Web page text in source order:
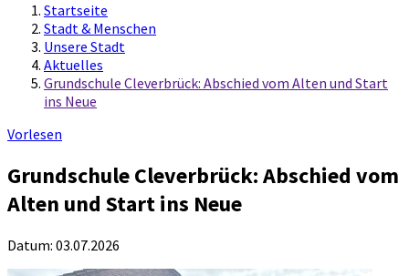
Startseite
Stadt & Menschen
Unsere Stadt
Aktuelles
Grundschule Cleverbrück: Abschied vom Alten und Start
ins Neue
Vorlesen
Grundschule Cleverbrück: Abschied vom
Alten und Start ins Neue
Datum: 03.07.2026